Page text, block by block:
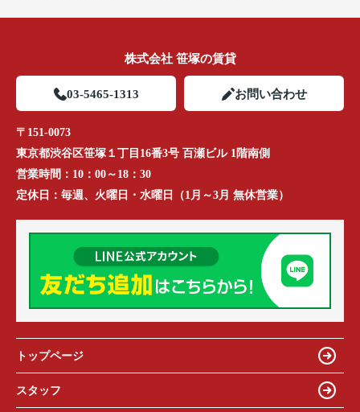
株式会社 笹塚の賃貸
03-5465-1313 お問い合わせ
〒151-0073
東京都渋谷区笹塚１丁目16番3号 百瀬ビル 1階南側
営業時間： 10：00～18：30
定休日： 毎週、火曜日・水曜日（1月～3月 無休営業）
トップページ
スタッフ